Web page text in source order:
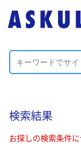
検索結果
お探しの検索条件